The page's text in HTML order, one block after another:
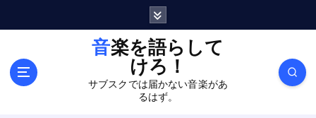
音楽を語らして
けろ！
サブスクでは届かない音楽があ
るはず。